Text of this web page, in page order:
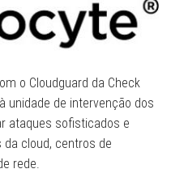
o Cloudguard da Check
unidade de intervenção dos
ataques sofisticados e
cloud, centros de
rede.